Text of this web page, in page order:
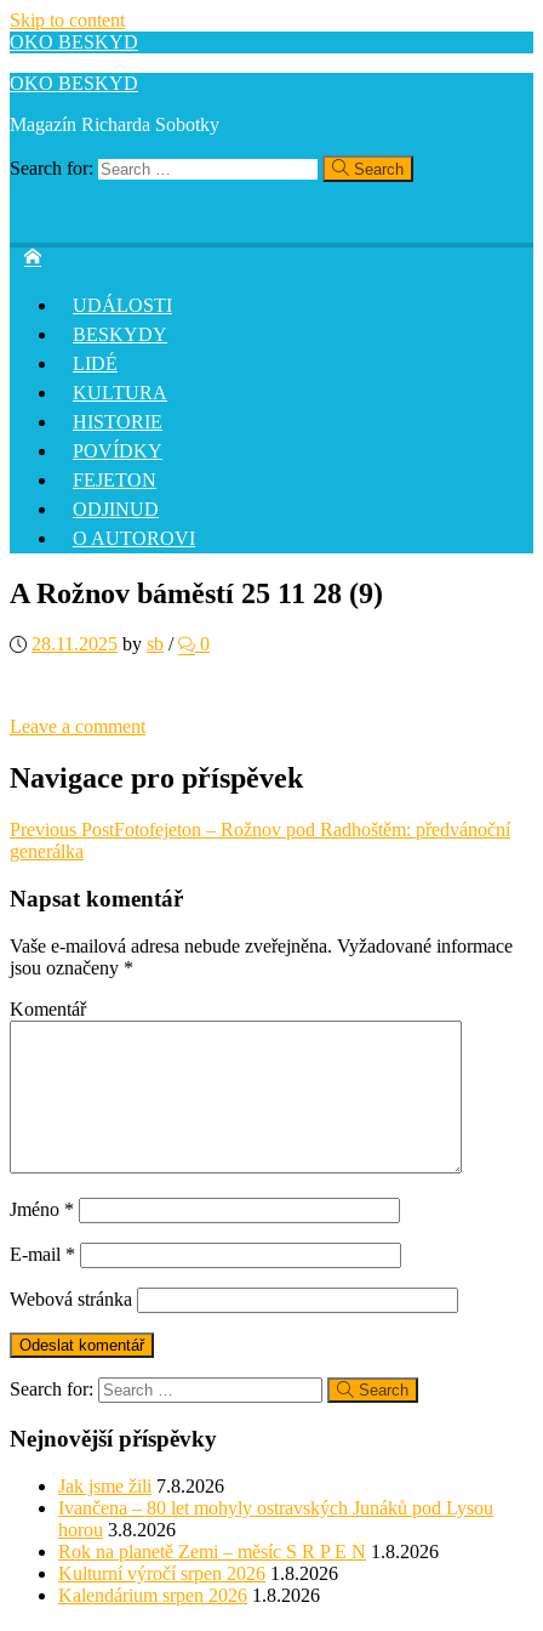
Skip to content
OKO BESKYD
OKO BESKYD
Magazín Richarda Sobotky
Search for: Search
UDÁLOSTI
BESKYDY
LIDÉ
KULTURA
HISTORIE
POVÍDKY
FEJETON
ODJINUD
O AUTOROVI
A Rožnov báměstí 25 11 28 (9)
28.11.2025 by sb / 0
Leave a comment
Navigace pro příspěvek
Previous PostFotofejeton – Rožnov pod Radhoštěm: předvánoční
generálka
Napsat komentář
Vaše e-mailová adresa nebude zveřejněna. Vyžadované informace
jsou označeny *
Komentář
Jméno *
E-mail *
Webová stránka
Search for: Search
Nejnovější příspěvky
Jak jsme žili 7.8.2026
Ivančena – 80 let mohyly ostravských Junáků pod Lysou
horou 3.8.2026
Rok na planetě Zemi – měsíc S R P E N 1.8.2026
Kulturní výročí srpen 2026 1.8.2026
Kalendárium srpen 2026 1.8.2026